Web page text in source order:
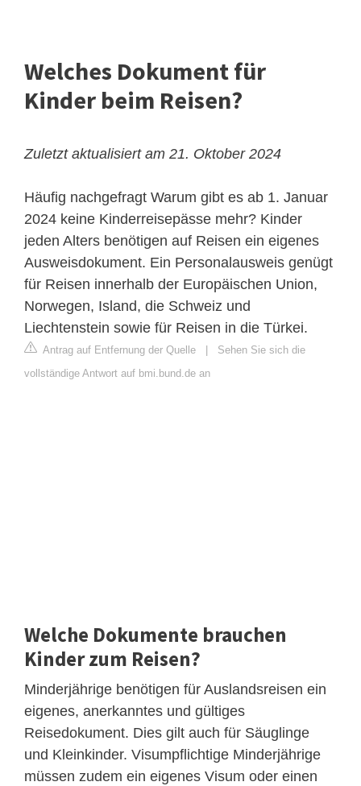
Welches Dokument für
Kinder beim Reisen?
Zuletzt aktualisiert am 21. Oktober 2024
Häufig nachgefragt Warum gibt es ab 1. Januar
2024 keine Kinderreisepässe mehr? Kinder
jeden Alters benötigen auf Reisen ein eigenes
Ausweisdokument. Ein Personalausweis genügt
für Reisen innerhalb der Europäischen Union,
Norwegen, Island, die Schweiz und
Liechtenstein sowie für Reisen in die Türkei.
Antrag auf Entfernung der Quelle
Sehen Sie sich die
vollständige Antwort auf bmi.bund.de an
Welche Dokumente brauchen
Kinder zum Reisen?
Minderjährige benötigen für Auslandsreisen ein
eigenes, anerkanntes und gültiges
Reisedokument. Dies gilt auch für Säuglinge
und Kleinkinder. Visumpflichtige Minderjährige
müssen zudem ein eigenes Visum oder einen